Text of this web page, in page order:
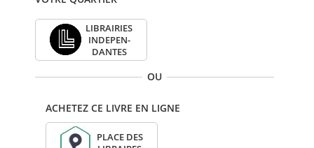
LIBRAI­RIES
INDE­PEN­
DANTES
OU
ACHETEZ CE LIVRE EN LIGNE
PLACE DES